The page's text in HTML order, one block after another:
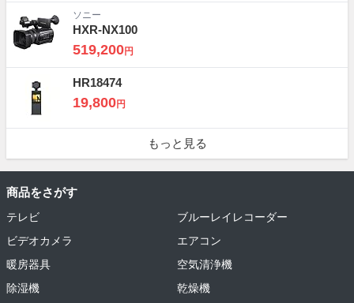
ソニー
HXR-NX100
519,200円
HR18474
19,800円
もっと見る
商品をさがす
テレビ
ブルーレイレコーダー
ビデオカメラ
エアコン
暖房器具
空気清浄機
除湿機
乾燥機